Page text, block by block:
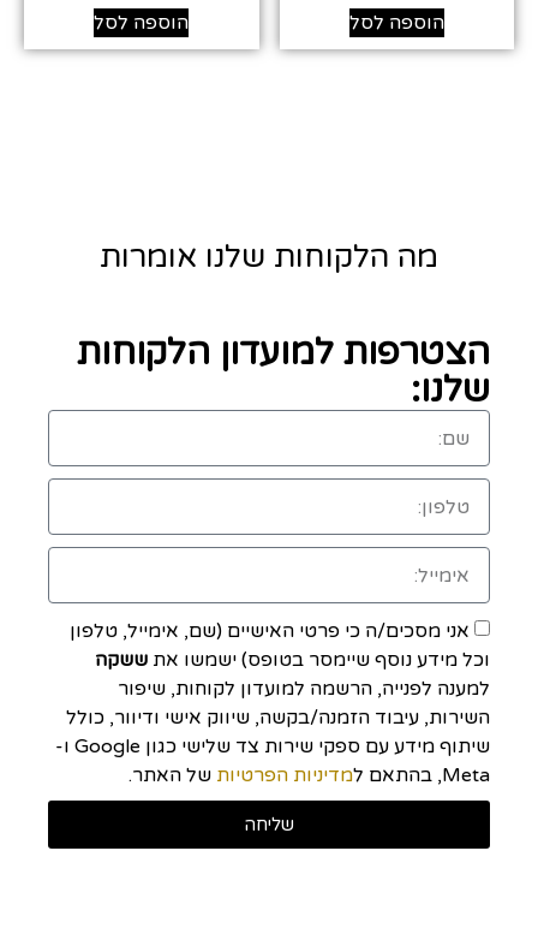
הוספה לסל הוספה לסל
מה הלקוחות שלנו אומרות
הצטרפות למועדון הלקוחות
שלנו:
אני מסכים/ה כי פרטי האישיים (שם, אימייל, טלפון
וכל מידע נוסף שיימסר בטופס) ישמשו את ששקה
למענה לפנייה, הרשמה למועדון לקוחות, שיפור
השירות, עיבוד הזמנה/בקשה, שיווק אישי ודיוור, כולל
שיתוף מידע עם ספקי שירות צד שלישי כגון Google ו-
Meta, בהתאם ל
מדיניות הפרטיות של האתר.
שליחה